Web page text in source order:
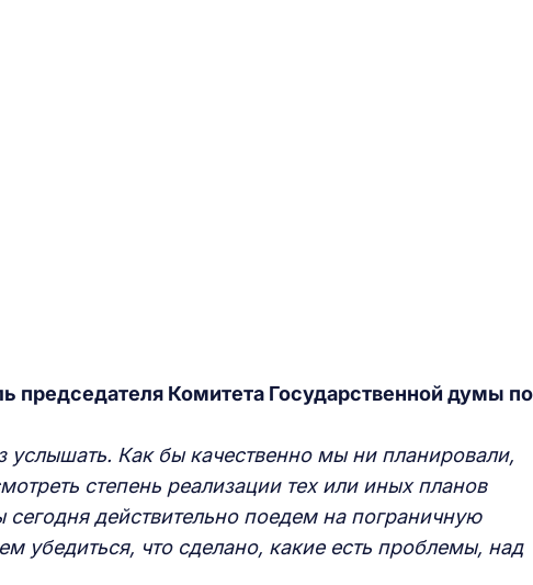
председателя Комитета Государственной думы по
услышать. Как бы качественно мы ни планировали,
степень реализации тех или иных планов
действительно поедем на пограничную
убедиться, что сделано, какие есть проблемы, над